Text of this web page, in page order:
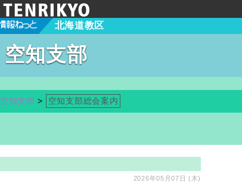
北海道教区
空知支部
空知支部 > 空知支部総会案内
2026年05月07日 (木)